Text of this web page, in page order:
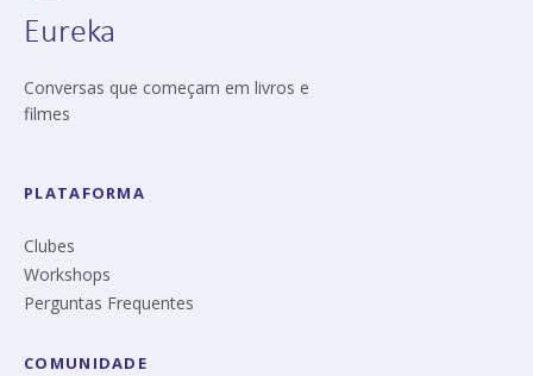
Eureka
Conversas que começam em livros e
filmes
PLATAFORMA
Clubes
Workshops
Perguntas Frequentes
COMUNIDADE